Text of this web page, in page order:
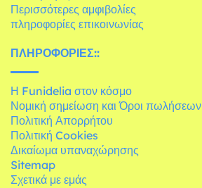
Περισσότερες αμφιβολίες
πληροφορίες επικοινωνίας
ΠΛΗΡΟΦΟΡΊΕΣ::
Η Funidelia στον κόσμο
Νομική σημείωση και Όροι πωλήσεων
Πολιτική Απορρήτου
Πολιτική Cookies
Δικαίωμα υπαναχώρησης
Sitemap
Σχετικά με εμάς